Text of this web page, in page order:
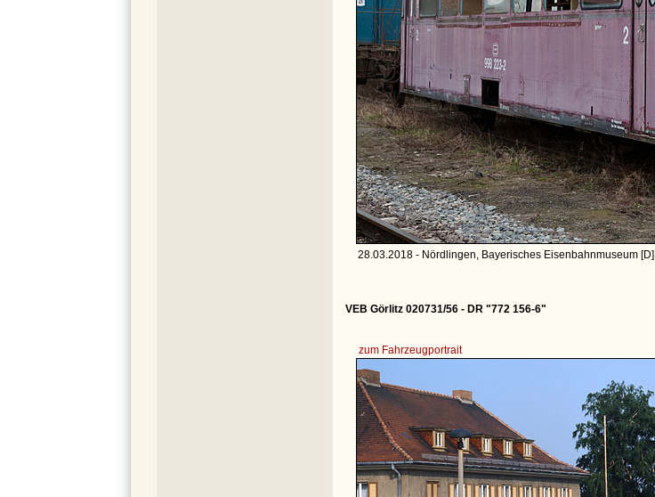
28.03.2018 - Nördlingen, Bayerisches Eisenbahnmuseum [D]
VEB Görlitz 020731/56 - DR "772 156-6"
zum Fahrzeugportrait